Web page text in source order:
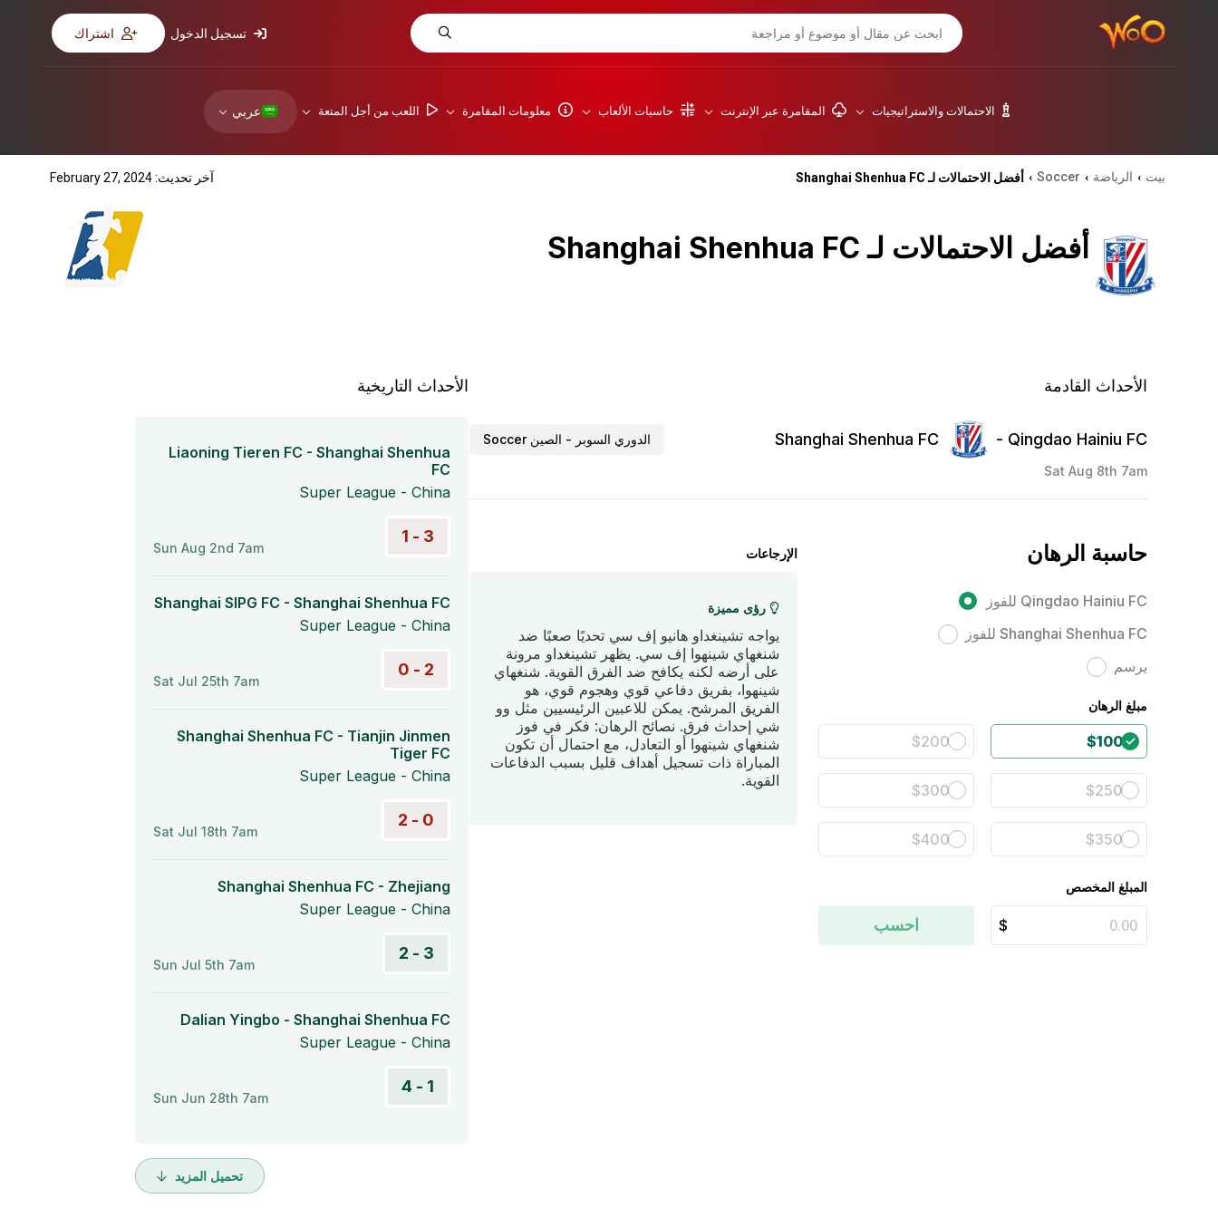
تسجيل الدخول اشتراك
الاحتمالات والاستراتيجيات المقامرة عبر الإنترنت حاسبات الألعاب معلومات المقامرة اللعب من أجل المتعة عربي
بيت › الرياضة ›
Soccer
› أفضل الاحتمالات لـ Shanghai Shenhua FC آخر تحديث: February 27, 2024
أفضل الاحتمالات لـ Shanghai Shenhua FC
الأحداث القادمة
Qingdao Hainiu FC -
Shanghai Shenhua FC الدوري السوبر - الصين Soccer
Sat Aug 8th 7am
حاسبة الرهان
Qingdao Hainiu FC للفوز
Shanghai Shenhua FC للفوز
يرسم
مبلغ الرهان
$100
$200
$250
$300
$350
$400
المبلغ المخصص
احسب
الإرجاعات
رؤى مميزة
يواجه تشينغداو هانيو إف سي تحديًا صعبًا ضد
شنغهاي شينهوا إف سي. يظهر تشينغداو مرونة
على أرضه لكنه يكافح ضد الفرق القوية. شنغهاي
شينهوا، بفريق دفاعي قوي وهجوم قوي، هو
الفريق المرشح. يمكن للاعبين الرئيسيين مثل وو
شي إحداث فرق. نصائح الرهان: فكر في فوز
شنغهاي شينهوا أو التعادل، مع احتمال أن تكون
المباراة ذات تسجيل أهداف قليل بسبب الدفاعات
القوية.
الأحداث التاريخية
Liaoning Tieren FC - Shanghai Shenhua
FC
Super League - China
3 - 1
Sun Aug 2nd 7am
Shanghai SIPG FC - Shanghai Shenhua FC
Super League - China
2 - 0
Sat Jul 25th 7am
Shanghai Shenhua FC - Tianjin Jinmen
Tiger FC
Super League - China
0 - 2
Sat Jul 18th 7am
Shanghai Shenhua FC - Zhejiang
Super League - China
3 - 2
Sun Jul 5th 7am
Dalian Yingbo - Shanghai Shenhua FC
Super League - China
1 - 4
Sun Jun 28th 7am
تحميل المزيد